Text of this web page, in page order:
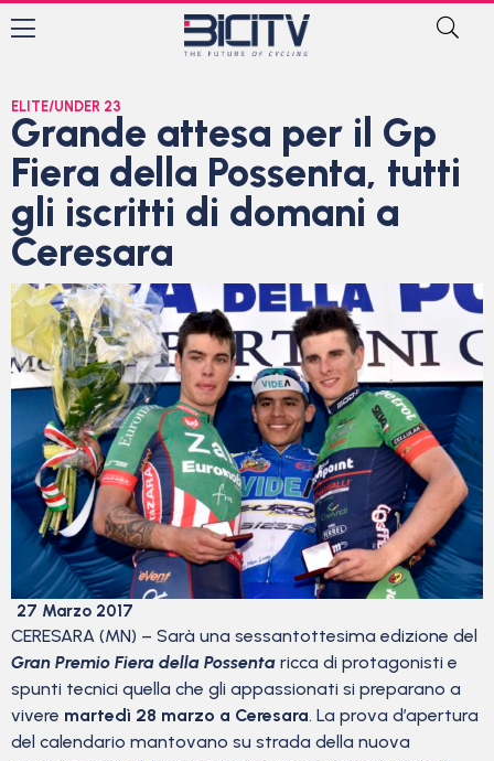
ELITE/UNDER 23
Grande attesa per il Gp
Fiera della Possenta, tutti
gli iscritti di domani a
Ceresara
27 Marzo 2017
CERESARA (MN) – Sarà una sessantottesima edizione del
Gran Premio Fiera della Possenta ricca di protagonisti e
spunti tecnici quella che gli appassionati si preparano a
vivere martedì 28 marzo a Ceresara. La prova d’apertura
del calendario mantovano su strada della nuova